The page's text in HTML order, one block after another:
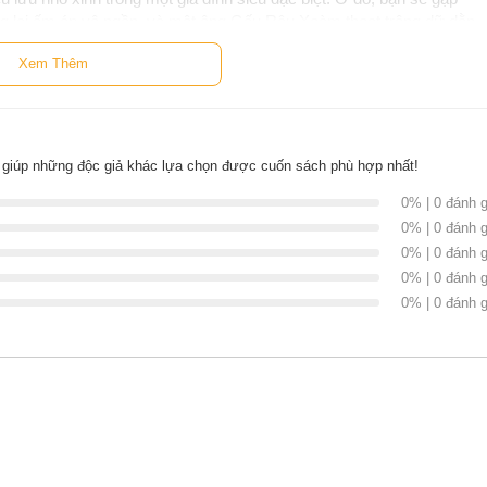
ấm áp tình thân sẽ khiến bạn mỉm cười và muốn chạy đến ôm
, có bán tại Nhà sách
NetaBooks tại Tiki với ưu đãi Bao sách miễn phí và tặng Bookmark
Xem Thêm
những độc giả khác lựa chọn được cuốn sách phù hợp nhất!
0% | 0 đánh
0% | 0 đánh
0% | 0 đánh
0% | 0 đánh
0% | 0 đánh